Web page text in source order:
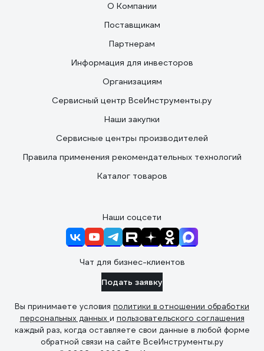
О Компании
Поставщикам
Партнерам
Информация для инвесторов
Организациям
Сервисный центр ВсеИнструменты.ру
Наши закупки
Сервисные центры производителей
Правила применения рекомендательных технологий
Каталог товаров
Наши соцсети
Чат для бизнес-клиентов
Подать заявку
Вы принимаете условия политики в отношении обработки
персональных данных и пользовательского соглашения
каждый раз, когда оставляете свои данные в любой форме
обратной связи на сайте ВсеИнструменты.ру